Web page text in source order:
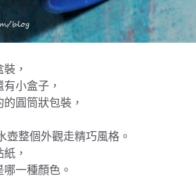
，
小盒子，
圓筒狀包裝，
壺整個外觀走精巧風格。
，
一種顏色。